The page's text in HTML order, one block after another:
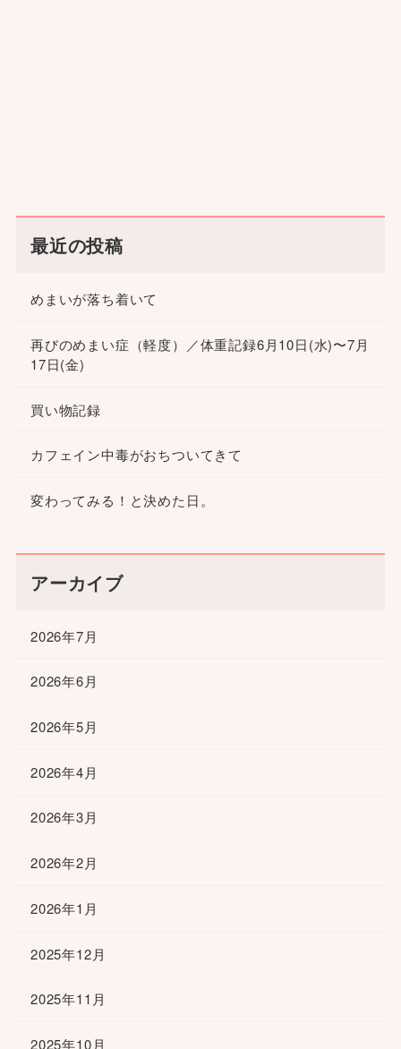
最近の投稿
めまいが落ち着いて
再びのめまい症（軽度）／体重記録6月10日(水)〜7月
17日(金)
買い物記録
カフェイン中毒がおちついてきて
変わってみる！と決めた日。
アーカイブ
2026年7月
2026年6月
2026年5月
2026年4月
2026年3月
2026年2月
2026年1月
2025年12月
2025年11月
2025年10月